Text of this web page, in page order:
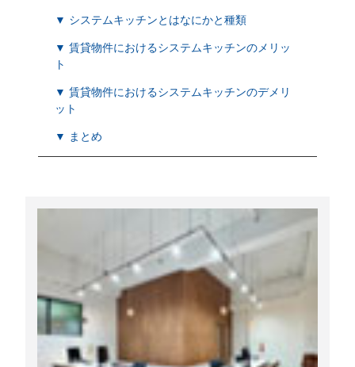
▼ システムキッチンとはなにかと種類
▼ 賃貸物件におけるシステムキッチンのメリッ
ト
▼ 賃貸物件におけるシステムキッチンのデメリ
ット
▼ まとめ